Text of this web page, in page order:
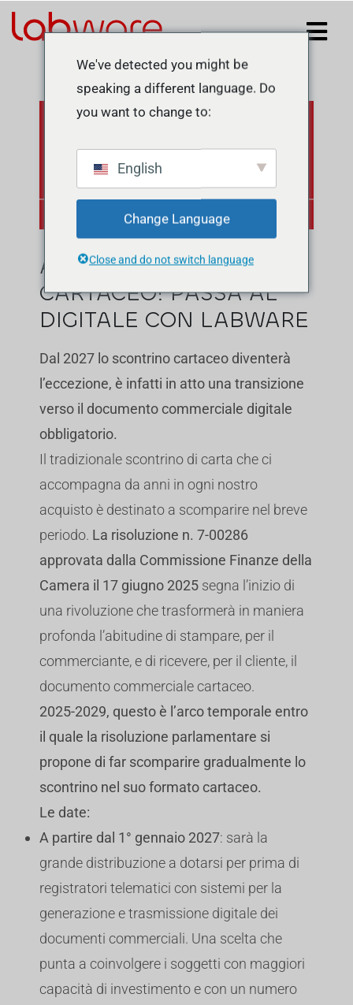
ADDIO SCONTRINO
CARTACEO! PASSA AL
DIGITALE CON LABWARE
Dal 2027 lo scontrino cartaceo diventerà
l’eccezione, è infatti in atto una transizione
verso il documento commerciale digitale
obbligatorio.
Il tradizionale scontrino di carta che ci
accompagna da anni in ogni nostro
acquisto è destinato a scomparire nel breve
periodo. La risoluzione n. 7-00286
approvata dalla Commissione Finanze della
Camera il 17 giugno 2025 segna l’inizio di
una rivoluzione che trasformerà in maniera
profonda l’abitudine di stampare, per il
commerciante, e di ricevere, per il cliente, il
documento commerciale cartaceo.
2025-2029, questo è l’arco temporale entro
il quale la risoluzione parlamentare si
propone di far scomparire gradualmente lo
scontrino nel suo formato cartaceo.
Le date:
A partire dal 1° gennaio 2027: sarà la
grande distribuzione a dotarsi per prima di
registratori telematici con sistemi per la
generazione e trasmissione digitale dei
documenti commerciali. Una scelta che
punta a coinvolgere i soggetti con maggiori
capacità di investimento e con un numero
We've detected you might be
speaking a different language. Do
you want to change to:
English
Change Language
Close and do not switch language